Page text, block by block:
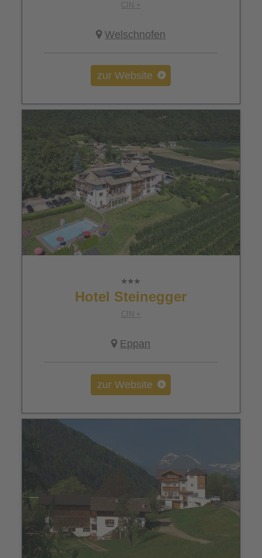
CIN +
Welschnofen
zur Website
Hotel Steinegger
CIN +
Eppan
zur Website